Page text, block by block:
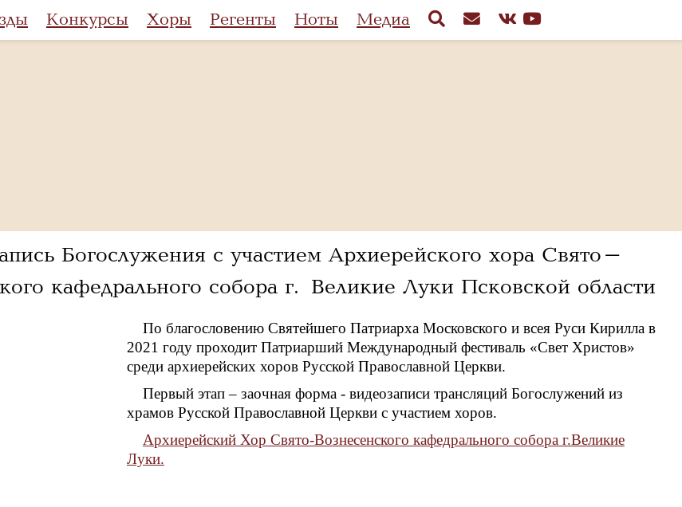
Конкурсы Хоры Регенты Ноты Медиа
Богослужения с участием Архиерейского хора Свято-
кафедрального собора г. Великие Луки Псковской области
По благословению Святейшего Патриарха Московского и всея Руси Кирилла в
2021 году проходит Патриарший Международный фестиваль «Свет Христов»
среди архиерейских хоров Русской Православной Церкви.
Первый этап – заочная форма - видеозаписи трансляций Богослужений из
храмов Русской Православной Церкви с участием хоров.
Архиерейский Хор Свято-Вознесенского кафедрального собора г.Великие
Луки.